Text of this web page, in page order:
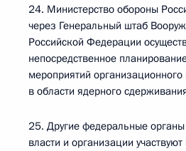
24. Министерство обороны
через Генеральный штаб
Российской Федерации
непосредственное
мероприятий
в области ядерного
25. Другие федеральные органы
власти и организации